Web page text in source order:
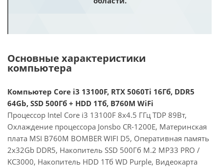
Основные характеристики
компьютера
Компьютер Core i3 13100F, RTX 5060Ti 16Гб, DDR5
64Gb, SSD 500Гб + HDD 1Тб, B760M WiFi
Процессор Intel Core i3 13100F 8x4.5 ГГц TDP 89Вт,
Охлаждение процессора Jonsbo CR-1200E, Материнская
плата MSI B760M BOMBER WIFI D5, Оперативная память
2x32Gb DDR5, Накопитель SSD 500Гб M.2 MP33 PRO /
KC3000, Накопитель HDD 1Тб WD Purple, Видеокарта